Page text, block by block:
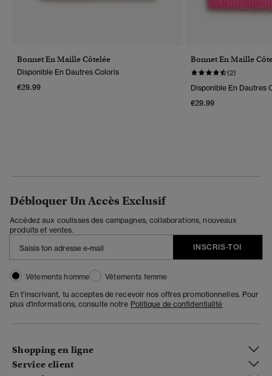
Bonnet En Maille Côtelée
Disponible En Dautres Coloris
€29.99
Bonnet En Maille
(2)
Disponible En Dautres
€29.99
Débloquer Un Accès Exclusif
Accédez aux coulisses des campagnes, collaborations, nouveaux
produits et ventes.
INSCRIS-TOI
Vêtements homme
Vêtements femme
En t'inscrivant, tu acceptes de recevoir nos offres promotionnelles. Pour
plus d'informations, consulte notre Politique de confidentialité
Shopping en ligne
Service client